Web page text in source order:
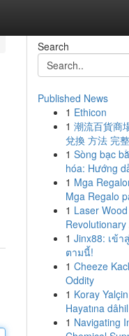
Search
Published News
1 Ethicon
1 潮流百貨商
兌換 方法 完
1 Sòng bạc
hóa: Hướng
1 Mga
Mga Regalo
1 Laser
1 Jinx88: เข้า
ตามนี้!
1 Cheeze
Oddity
1 Koray
Hayatına
1 Navigating